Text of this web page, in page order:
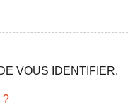
VOUS IDENTIFIER.
?